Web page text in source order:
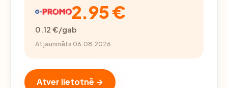
2.95 €
0.12 €/gab
Atjaunināts 06.08.2026
Atver lietotnē →